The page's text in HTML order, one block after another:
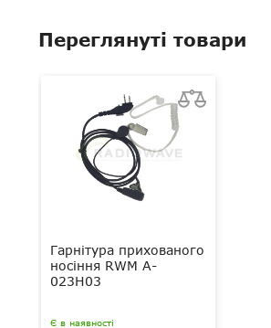
Переглянуті товари
Гарнітура прихованого
носіння RWM A-
023H03
Є в наявності